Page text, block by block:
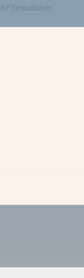
Filmkulissen.